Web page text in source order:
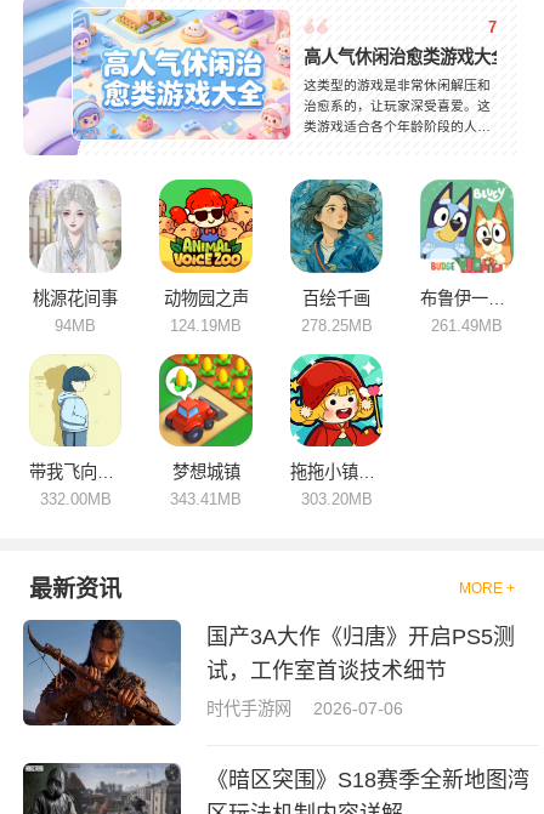
7
高人气休闲治愈类游戏大全
这类型的游戏是非常休闲解压和
治愈系的，让玩家深受喜爱。这
类游戏适合各个年龄阶段的人，
被治愈的过程中还可以缓解压
力，放松身心，游戏操作简单，
很容易就能够上手，内容丰富，
喜欢的小伙伴们可要来下载试
试！
桃源花间事
94MB
动物园之声
124.19MB
百绘千画
278.25MB 261.49MB
带我飞向远方
332.00MB
梦想城镇
343.41MB
拖拖小镇穿越忙碌的世界
303.20MB
最新资讯 MORE +
国产3A大作《归唐》开启PS5测
试，工作室首谈技术细节
时代手游网 2026-07-06
《暗区突围》S18赛季全新地图湾